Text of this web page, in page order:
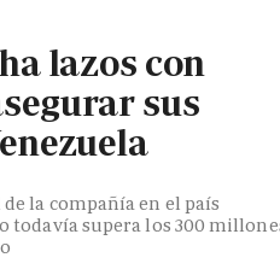
lazos con
sus
la compañía en el país
todavía supera los 300